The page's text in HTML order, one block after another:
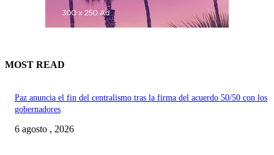
MOST READ
Paz anuncia el fin del centralismo tras la firma del acuerdo 50/50 con los
gobernadores
6 agosto , 2026